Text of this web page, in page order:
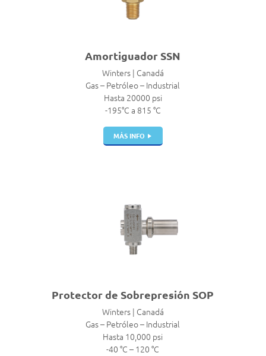
Amortiguador SSN
Winters | Canadá
Gas – Petróleo – Industrial
Hasta 20000 psi
-195°C a 815 °C
MÁS INFO
Protector de Sobrepresión SOP
Winters | Canadá
Gas – Petróleo – Industrial
Hasta 10,000 psi
-40 °C – 120 °C